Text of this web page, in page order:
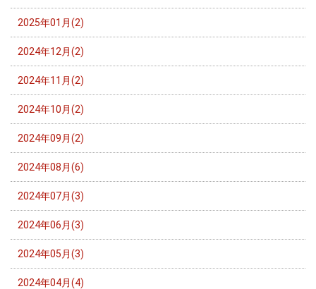
2025年01月(2)
2024年12月(2)
2024年11月(2)
2024年10月(2)
2024年09月(2)
2024年08月(6)
2024年07月(3)
2024年06月(3)
2024年05月(3)
2024年04月(4)